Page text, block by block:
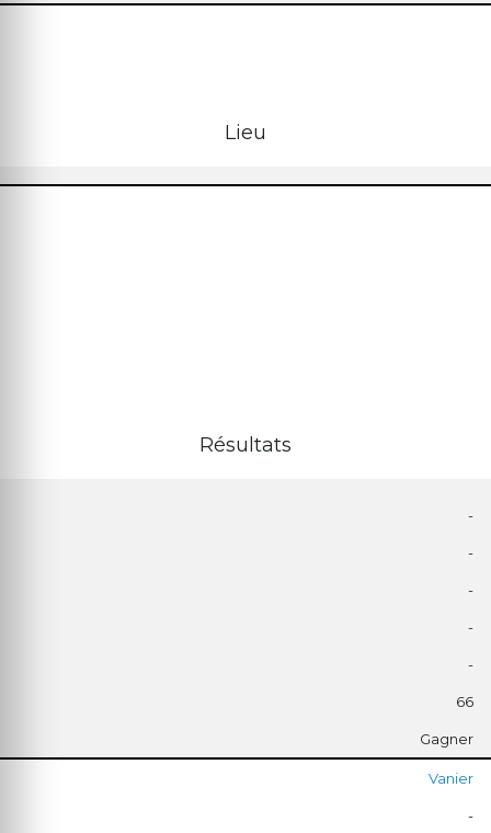
Lieu
Résultats
-
-
-
-
-
66
Gagner
Vanier
-